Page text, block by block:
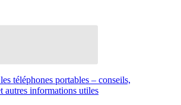
téléphones portables – conseils,
autres informations utiles